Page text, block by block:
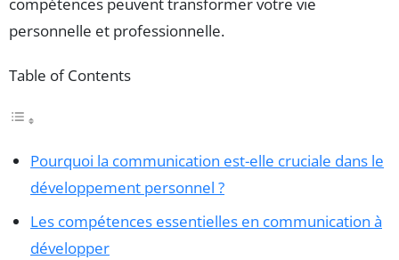
personnelle et professionnelle.
Table of Contents
Pourquoi la communication est-elle cruciale dans le
développement personnel ?
Les compétences essentielles en communication à
développer